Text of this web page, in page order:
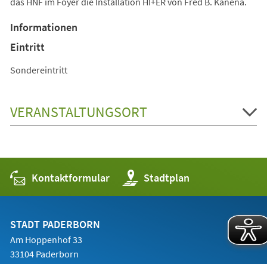
Informationen
Eintritt
Sondereintritt
VERANSTALTUNGSORT
Kontaktformular Stadtplan
(Öffnet
in
einem
STADT PADERBORN
Am Hoppenhof 33
33104 Paderborn